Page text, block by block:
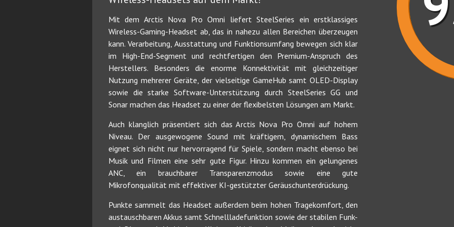
Mit dem Arctis Nova Pro Omni liefert SteelSeries ein erstklassiges
Wireless-Gaming-Headset ab, das in nahezu allen Bereichen überzeugen
kann. Verarbeitung, Ausstattung und Funktionsumfang bewegen sich klar
im High-End-Segment und rechtfertigen den Premium-Anspruch des
Herstellers. Besonders die enorme Konnektivität mit gleichzeitiger
Nutzung mehrerer Geräte, der vielseitige GameHub samt OLED-Display
sowie die starke Software-Unterstützung durch SteelSeries GG und
Sonar machen das Headset zu einer der flexibelsten Lösungen am Markt.
Auch klanglich präsentiert sich das Arctis Nova Pro Omni auf hohem
Niveau. Der ausgewogene Sound mit kräftigem, dynamischem Bass
eignet sich nicht nur hervorragend für Spiele, sondern macht ebenso bei
Musik und Filmen eine sehr gute Figur. Hinzu kommen ein gelungenes
ANC, ein brauchbarer Transparenzmodus sowie eine gute
Mikrofonqualität mit effektiver KI-gestützter Geräuschunterdrückung.
Punkte sammelt das Headset außerdem beim hohen Tragekomfort, den
austauschbaren Akkus samt Schnellladefunktion sowie der stabilen Funk-